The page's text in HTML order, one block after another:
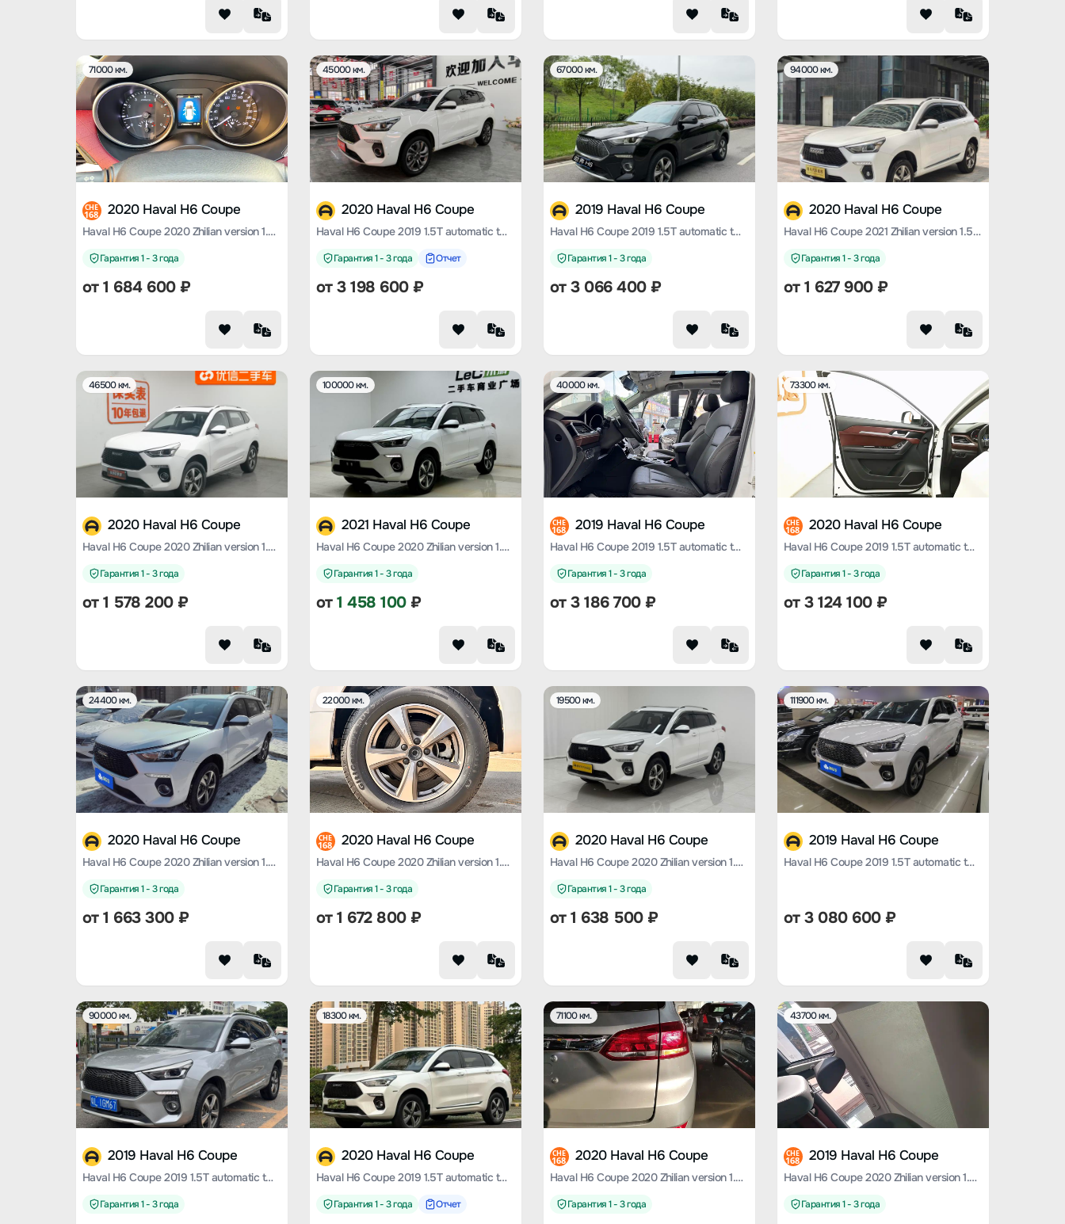
71000 км.
CHE
168 2020 Haval H6 Coupe
Haval H6 Coupe 2020 Zhilian version 1.5T automatic two-wheel drive luxury Zhilian type
Гарантия 1 - 3 года
от1 684 600₽
45000 км.
2020 Haval H6 Coupe
Haval H6 Coupe 2019 1.5T automatic two-wheel drive Super Hao Zhilian edition Country VI
Гарантия 1 - 3 года Отчет
от3 198 600₽
67000 км.
2019 Haval H6 Coupe
Haval H6 Coupe 2019 1.5T automatic two-wheel drive elite National V
Гарантия 1 - 3 года
от3 066 400₽
94000 км.
2020 Haval H6 Coupe
Haval H6 Coupe 2021 Zhilian version 1.5T automatic two-wheel drive urban type
Гарантия 1 - 3 года
от1 627 900₽
46500 км.
2020 Haval H6 Coupe
Haval H6 Coupe 2020 Zhilian version 1.5T automatic two-wheel drive luxury Zhilian type
Гарантия 1 - 3 года
от1 578 200₽
100000 км.
2021 Haval H6 Coupe
Haval H6 Coupe 2020 Zhilian version 1.5T automatic two-wheel drive luxury Zhilian type
Гарантия 1 - 3 года
от1 458 100₽
40000 км.
CHE
168 2019 Haval H6 Coupe
Haval H6 Coupe 2019 1.5T automatic two-wheel drive luxury Smart Union edition Country VI
Гарантия 1 - 3 года
от3 186 700₽
73300 км.
CHE
168 2020 Haval H6 Coupe
Haval H6 Coupe 2019 1.5T automatic two-wheel drive luxury Smart Union edition Country VI
Гарантия 1 - 3 года
от3 124 100₽
24400 км.
2020 Haval H6 Coupe
Haval H6 Coupe 2020 Zhilian version 1.5T automatic two-wheel drive luxury Zhilian type
Гарантия 1 - 3 года
от1 663 300₽
22000 км.
CHE
168 2020 Haval H6 Coupe
Haval H6 Coupe 2020 Zhilian version 1.5T automatic two-wheel drive luxury Zhilian type
Гарантия 1 - 3 года
от1 672 800₽
19500 км.
2020 Haval H6 Coupe
Haval H6 Coupe 2020 Zhilian version 1.5T automatic two-wheel drive elite type
Гарантия 1 - 3 года
от1 638 500₽
111900 км.
2019 Haval H6 Coupe
Haval H6 Coupe 2019 1.5T automatic two-wheel drive luxury Smart Union edition Country VI
от3 080 600₽
90000 км.
2019 Haval H6 Coupe
Haval H6 Coupe 2019 1.5T automatic two-wheel drive elite country VI
Гарантия 1 - 3 года
18300 км.
2020 Haval H6 Coupe
Haval H6 Coupe 2019 1.5T automatic two-wheel drive elite country VI
Гарантия 1 - 3 года Отчет
71100 км.
CHE
168 2020 Haval H6 Coupe
Haval H6 Coupe 2020 Zhilian version 1.5T automatic two-wheel drive luxury Zhilian type
Гарантия 1 - 3 года
43700 км.
CHE
168 2019 Haval H6 Coupe
Haval H6 Coupe 2020 Zhilian version 1.5T automatic two-wheel drive luxury Zhilian type
Гарантия 1 - 3 года